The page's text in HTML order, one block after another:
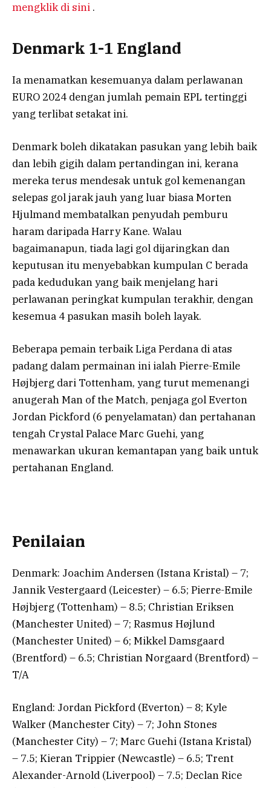
mengklik di sini .
Denmark 1-1 England
Ia menamatkan kesemuanya dalam perlawanan
EURO 2024 dengan jumlah pemain EPL tertinggi
yang terlibat setakat ini.
Denmark boleh dikatakan pasukan yang lebih baik
dan lebih gigih dalam pertandingan ini, kerana
mereka terus mendesak untuk gol kemenangan
selepas gol jarak jauh yang luar biasa Morten
Hjulmand membatalkan penyudah pemburu
haram daripada Harry Kane. Walau
bagaimanapun, tiada lagi gol dijaringkan dan
keputusan itu menyebabkan kumpulan C berada
pada kedudukan yang baik menjelang hari
perlawanan peringkat kumpulan terakhir, dengan
kesemua 4 pasukan masih boleh layak.
Beberapa pemain terbaik Liga Perdana di atas
padang dalam permainan ini ialah Pierre-Emile
Højbjerg dari Tottenham, yang turut memenangi
anugerah Man of the Match, penjaga gol Everton
Jordan Pickford (6 penyelamatan) dan pertahanan
tengah Crystal Palace Marc Guehi, yang
menawarkan ukuran kemantapan yang baik untuk
pertahanan England.
Penilaian
Denmark: Joachim Andersen (Istana Kristal) – 7;
Jannik Vestergaard (Leicester) – 6.5; Pierre-Emile
Højbjerg (Tottenham) – 8.5; Christian Eriksen
(Manchester United) – 7; Rasmus Højlund
(Manchester United) – 6; Mikkel Damsgaard
(Brentford) – 6.5; Christian Norgaard (Brentford) –
T/A
England: Jordan Pickford (Everton) – 8; Kyle
Walker (Manchester City) – 7; John Stones
(Manchester City) – 7; Marc Guehi (Istana Kristal)
– 7.5; Kieran Trippier (Newcastle) – 6.5; Trent
Alexander-Arnold (Liverpool) – 7.5; Declan Rice